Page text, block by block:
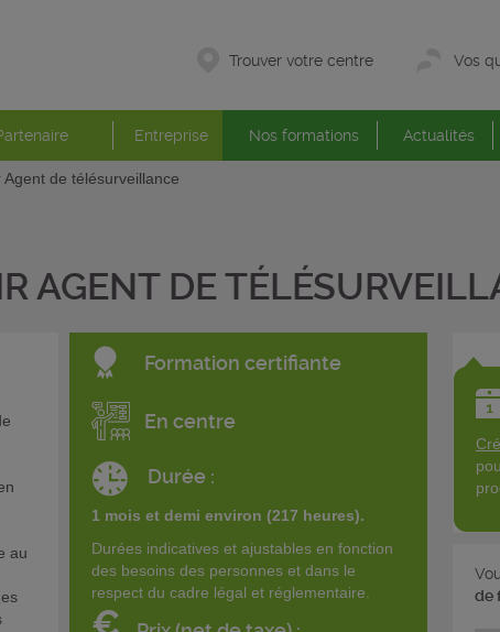
Trouver votre centre Vos
Entreprise Nos formations Actualités
Agent de télésurveillance
AGENT DE
au
Formation certifiante
En centre
Durée :
1 mois et demi environ (217 heures).
Durées indicatives et ajustables en fonction
des besoins des personnes et dans le
respect du cadre légal et réglementaire.
de